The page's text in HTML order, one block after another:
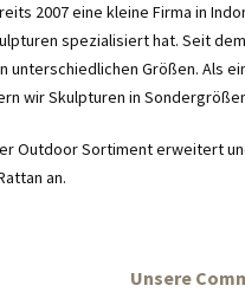
2007 eine kleine Firma in
spezialisiert hat. Seit
unterschiedlichen Größen. Als
wir Skulpturen in
Outdoor Sortiment erweitert
an.
Unsere